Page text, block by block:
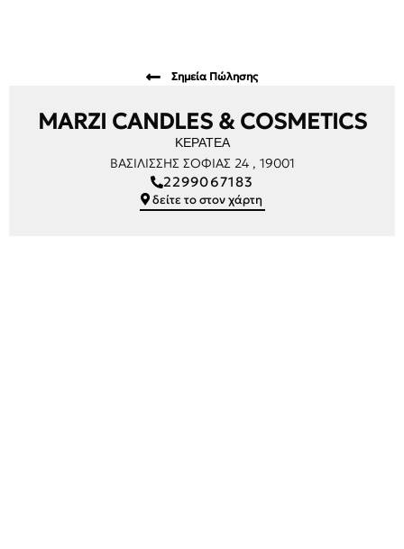
Σημεία Πώλησης
MARZI CANDLES & COSMETICS
ΚΕΡΑΤΕΑ
ΒΑΣΙΛΙΣΣΗΣ ΣΟΦΙΑΣ 24 , 19001
2299067183
δείτε το στον χάρτη